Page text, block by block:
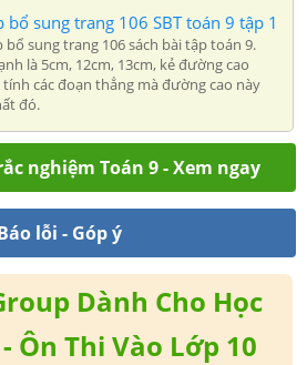
bổ sung trang 106 SBT toán 9 tập 1
bổ sung trang 106 sách bài tập toán 9.
là 5cm, 12cm, 13cm, kẻ đường cao
các đoạn thẳng mà đường cao này
đó.
nghiệm Toán 9 - Xem ngay
lỗi - Góp ý
Dành Cho Học
Ôn Thi Vào Lớp 10